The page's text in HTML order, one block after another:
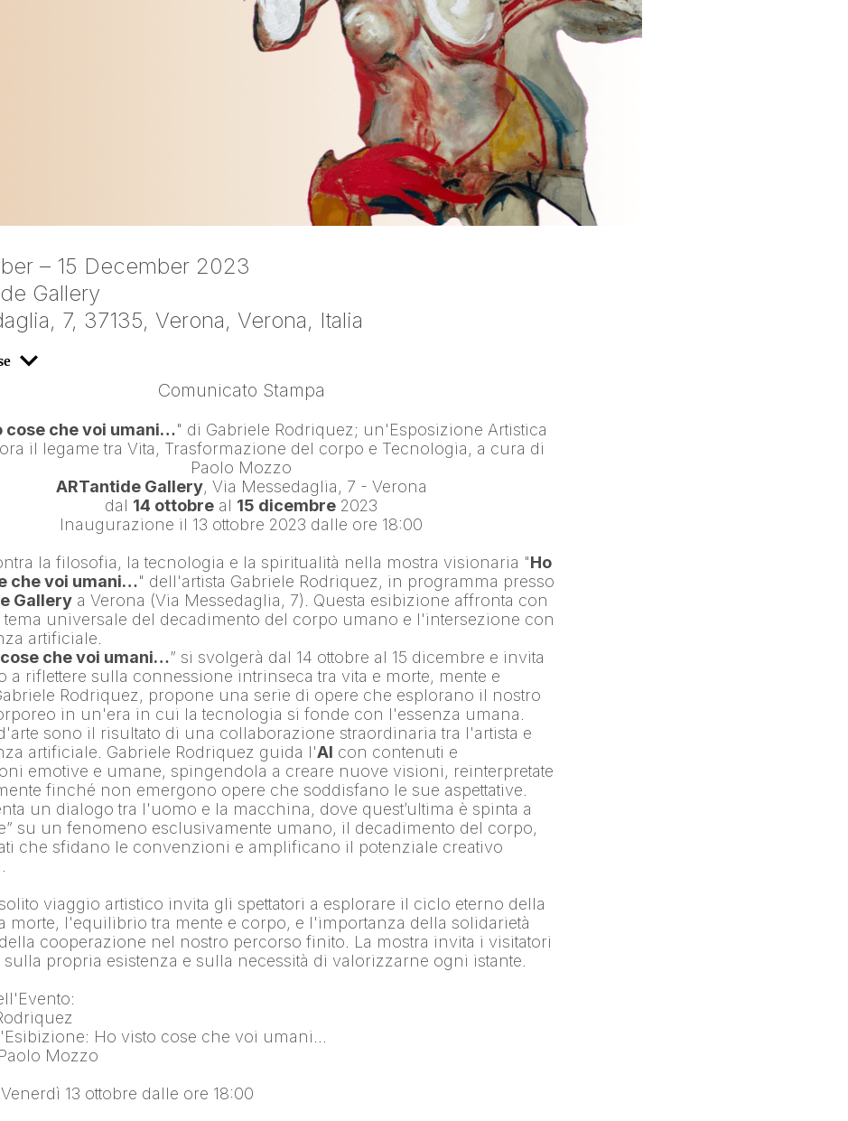
– 15 December 2023
Gallery
7, 37135, Verona, Verona, Italia
Comunicato Stampa
cose che voi umani…" di Gabriele Rodriquez; un'Esposizione Artistica
Paolo Mozzo
ARTantide Gallery, Via Messedaglia, 7 - Verona
dal 14 ottobre al 15 dicembre 2023
Inaugurazione il 13 ottobre 2023 dalle ore 18:00
la filosofia, la tecnologia e la spiritualità nella mostra visionaria "Ho
che voi umani…" dell'artista Gabriele Rodriquez
Gallery a Verona (Via Messedaglia, 7). Questa esibizione affronta con
tema universale del decadimento del corpo umano e l'intersezione con
artificiale.
che voi umani…” si svolgerà dal 14 ottobre al 15 dicembre e invita
a riflettere sulla connessione intrinseca tra vita e morte, mente e
Rodriquez, propone una serie di opere che esplorano il nostro
in un'era in cui la tecnologia si fonde con l'essenza umana.
sono il risultato di una collaborazione straordinaria tra l'artista e
artificiale. Gabriele Rodriquez guida l'AI con contenuti e
emotive e umane, spingendola a creare nuove visioni, reinterpretate
finché non emergono opere che soddisfano le sue aspettative.
un dialogo tra l'uomo e la macchina, dove quest’ultima è spinta a
su un fenomeno esclusivamente umano, il decadimento del corpo,
che sfidano le convenzioni e amplificano il potenziale creativo
viaggio artistico invita gli spettatori a esplorare il ciclo eterno della
morte, l'equilibrio tra mente e corpo, e l'importanza della solidarietà
cooperazione nel nostro percorso finito. La mostra invita i visitatori
sulla propria esistenza e sulla necessità di valorizzarne ogni istante.
Ho visto cose che voi umani…
Mozzo
13 ottobre dalle ore 18:00